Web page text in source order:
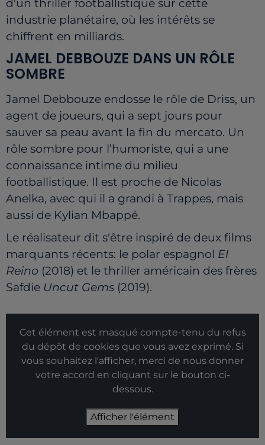
d'un thriller footballistique sur cette
industrie planétaire, où les intérêts se
chiffrent en milliards.
JAMEL DEBBOUZE DANS UN RÔLE
SOMBRE
Jamel Debbouze endosse le rôle de Driss, un
agent de joueurs, qui a sept jours pour
sauver sa peau avant la fin du mercato. Un
rôle sombre pour l’humoriste, qui a une
connaissance intime du milieu
footballistique. Il est proche de Nicolas
Anelka, avec qui il a grandi à Trappes, mais
aussi de Kylian Mbappé.
Le réalisateur dit s'être inspiré de deux films
marquants récents: le polar espagnol El
Reino (2018) et le thriller américain des frères
Safdie Uncut Gems (2019).
Cet élément est masqué compte-tenu du refus
du dépôt de cookies que vous avez exprimé. Si
vous souhaitez l'afficher, merci de nous donner
votre accord en cliquant sur le bouton ci-
dessous.
Afficher l'élément